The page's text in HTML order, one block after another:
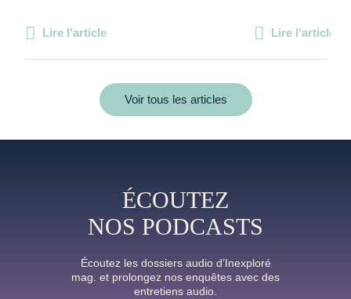
Lire l'article Lire l'article
Voir tous les articles
ÉCOUTEZ
NOS PODCASTS
Écoutez les dossiers audio d’Inexploré
mag. et prolongez nos enquêtes avec des
entretiens audio.